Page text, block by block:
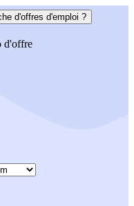
d'offres d'emploi ?
d'offre